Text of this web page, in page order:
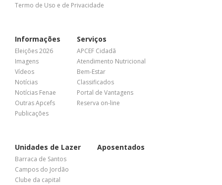
Termo de Uso e de Privacidade
Informações
Eleições 2026
Imagens
Vídeos
Notícias
Notícias Fenae
Outras Apcefs
Publicações
Serviços
APCEF Cidadã
Atendimento Nutricional
Bem-Estar
Classificados
Portal de Vantagens
Reserva on-line
Unidades de Lazer
Barraca de Santos
Campos do Jordão
Clube da capital
Aposentados